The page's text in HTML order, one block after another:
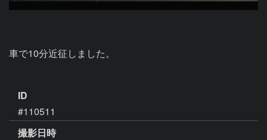
車で10分近征しました。
ID
#110511
撮影日時